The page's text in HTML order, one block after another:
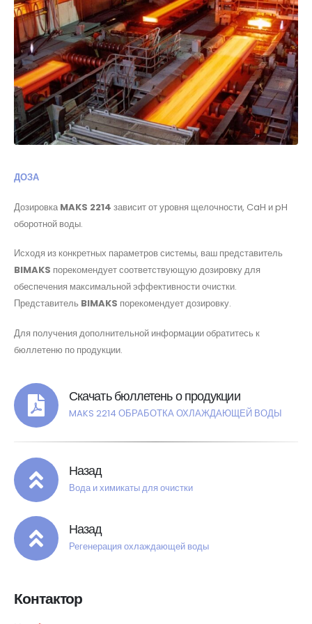
ДОЗА
Дозировка MAKS 2214 зависит от уровня щелочности, CaH и pH
оборотной воды.
Исходя из конкретных параметров системы, ваш представитель
BIMAKS порекомендует соответствующую дозировку для
обеспечения максимальной эффективности очистки.
Представитель BIMAKS порекомендует дозировку.
Для получения дополнительной информации обратитесь к
бюллетеню по продукции.
Скачать бюллетень о продукции
MAKS 2214 ОБРАБОТКА ОХЛАЖДАЮЩЕЙ ВОДЫ
Назад
Вода и химикаты для очистки
Назад
Регенерация охлаждающей воды
Контактор